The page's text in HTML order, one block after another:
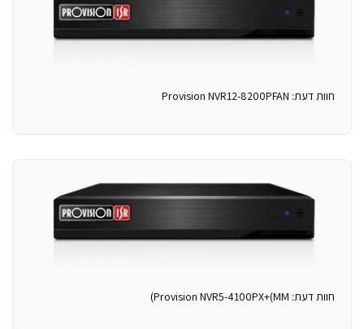
חוות דעת: Provision NVR12-8200PFAN
חוות דעת: Provision NVR5-4100PX+(MM)